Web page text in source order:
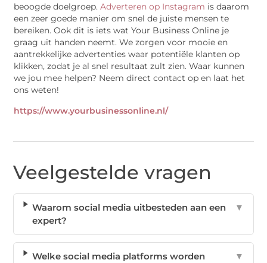
beoogde doelgroep.Adverteren op Instagram is daarom
een zeer goede manier om snel de juiste mensen te
bereiken. Ook dit is iets wat Your Business Online je
graag uit handen neemt. We zorgen voor mooie en
aantrekkelijke advertenties waar potentiële klanten op
klikken, zodat je al snel resultaat zult zien. Waar kunnen
we jou mee helpen? Neem direct contact op en laat het
ons weten!
https://www.yourbusinessonline.nl/
Veelgestelde vragen
Waarom social media uitbesteden aan een
expert?
▼
Welke social media platforms worden
▼